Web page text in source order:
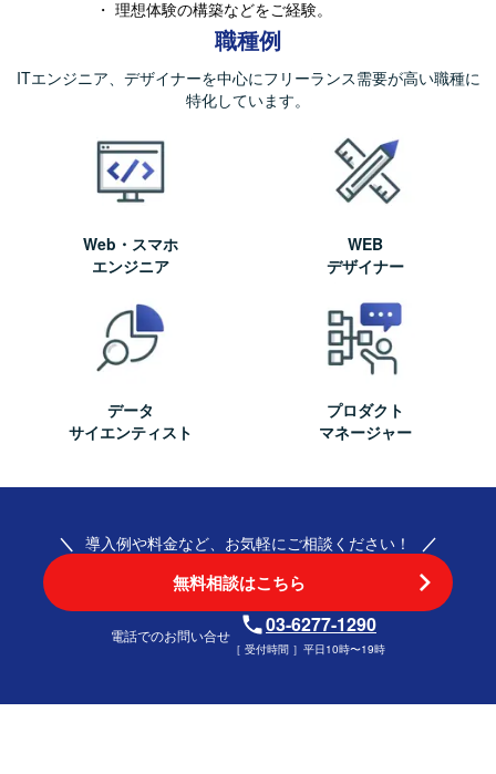
・ 理想体験の構築などをご経験。
職種例
ITエンジニア、デザイナーを中心にフリーランス需要が高い職種に
特化しています。
Web・スマホ
エンジニア
WEB
デザイナー
データ
サイエンティスト
プロダクト
マネージャー
導入例や料金など、お気軽にご相談ください！
無料相談はこちら
電話でのお問い合せ 03-6277-1290
［ 受付時間 ］平日10時〜19時